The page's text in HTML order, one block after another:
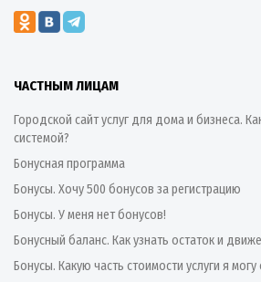
ЧАСТНЫМ ЛИЦАМ
Городской сайт услуг для дома и бизнеса.
системой?
Бонусная программа
Бонусы. Хочу 500 бонусов за регистрацию
Бонусы. У меня нет бонусов!
Бонусный баланс. Как узнать остаток и
Бонусы. Какую часть стоимости услуги я могу